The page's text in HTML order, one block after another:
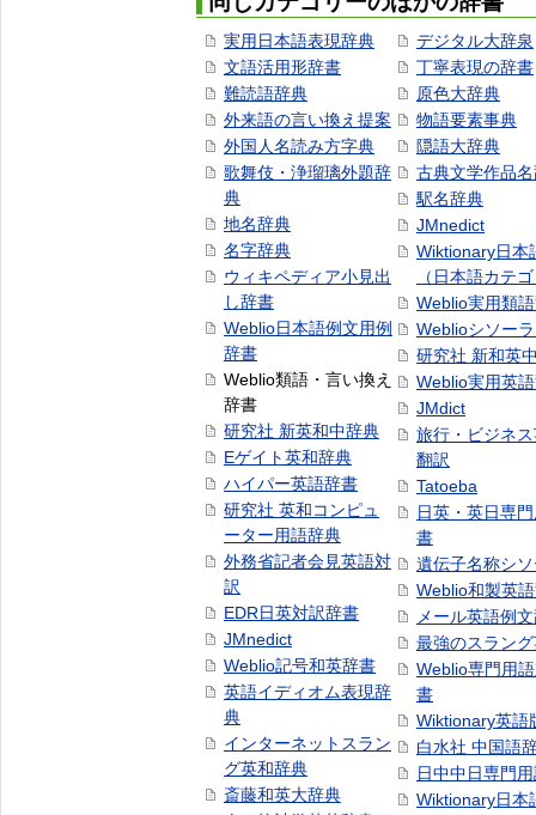
実用日本語表現辞典
文語活用形辞書
難読語辞典
外来語の言い換え提案
外国人名読み方字典
歌舞伎・浄瑠璃外題辞
典
地名辞典
名字辞典
ウィキペディア小見出
し辞書
Weblio日本語例文用例
辞書
Weblio類語・言い換え
辞書
研究社 新英和中辞典
Eゲイト英和辞典
ハイパー英語辞書
研究社 英和コンピュ
ーター用語辞典
外務省記者会見英語対
訳
EDR日英対訳辞書
JMnedict
Weblio記号和英辞書
英語イディオム表現辞
典
インターネットスラン
グ英和辞典
斎藤和英大辞典
デジタル大辞泉
丁寧表現の辞書
原色大辞典
物語要素事典
隠語大辞典
古典文学作品
駅名辞典
JMnedict
Wiktionary日本
（日本語カテ
Weblio実用類
Weblioシソー
研究社 新和英
Weblio実用英
JMdict
旅行・ビジネ
翻訳
Tatoeba
日英・英日専
書
遺伝子名称シ
Weblio和製英
メール英語例
最強のスラン
Weblio専門用
書
Wiktionary英語
白水社 中国語
日中中日専門
Wiktionary日本